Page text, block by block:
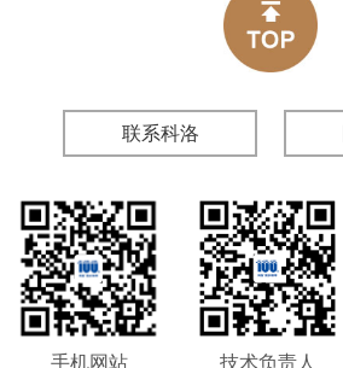
联系科洛
手机网站 技术负责人